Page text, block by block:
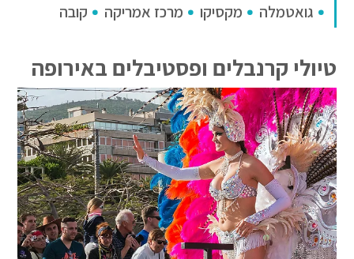
גואטמלה מקסיקו מרכז אמריקה קובה
טיולי קרנבלים ופסטיבלים באירופה